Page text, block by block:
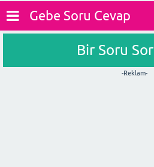
Gebe Soru Cevap
Bir Soru Sor
-Reklam-